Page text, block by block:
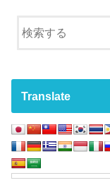
Translate